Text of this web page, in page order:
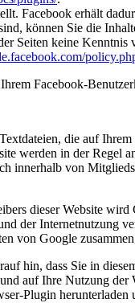
Facebook erhält
können Sie die
Seiten keine
Facebook-
die auf
werden in der Regel
innerhalb von
dieser Website
der Internetnutzung
von Google
hin, dass Sie in
auf Ihre Nutzung
Plugin herunterladen